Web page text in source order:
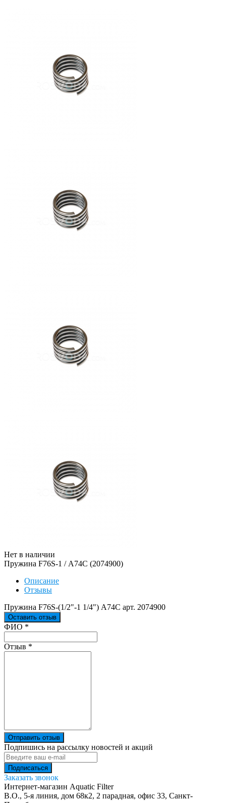
Нет в наличии
Пружина F76S-1 / А74С (2074900)
Описание
Отзывы
Пружина F76S-(1/2"-1 1/4") А74С арт. 2074900
Оставить отзыв
Ваш отзыв был отправлен!
ФИО *
Отзыв *
Отправить отзыв
Подпишись на рассылку новостей и акций
Заказать звонок
Интернет-магазин Aquatic Filter
В.О., 5-я линия, дом 68к2, 2 парадная, офис 33, Санкт-